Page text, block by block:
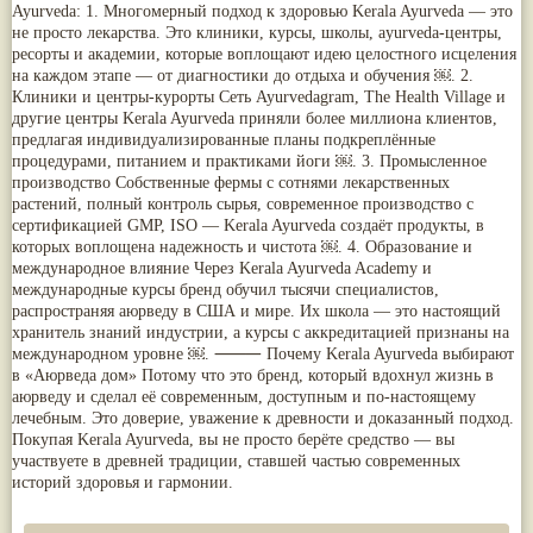
Ayurveda: 1. Многомерный подход к здоровью Kerala Ayurveda — это
не просто лекарства. Это клиники, курсы, школы, ayurveda‑центры,
ресорты и академии, которые воплощают идею целостного исцеления
на каждом этапе — от диагностики до отдыха и обучения ￼. 2.
Клиники и центры-курорты Сеть Ayurvedagram, The Health Village и
другие центры Kerala Ayurveda приняли более миллиона клиентов,
предлагая индивидуализированные планы подкреплённые
процедурами, питанием и практиками йоги ￼. 3. Промысленное
производство Собственные фермы с сотнями лекарственных
растений, полный контроль сырья, современное производство с
сертификацией GMP, ISO — Kerala Ayurveda создаёт продукты, в
которых воплощена надежность и чистота ￼. 4. Образование и
международное влияние Через Kerala Ayurveda Academy и
международные курсы бренд обучил тысячи специалистов,
распространяя аюрведу в США и мире. Их школа — это настоящий
хранитель знаний индустрии, а курсы с аккредитацией признаны на
международном уровне ￼. ⸻ Почему Kerala Ayurveda выбирают
в «Аюрведа дом» Потому что это бренд, который вдохнул жизнь в
аюрведу и сделал её современным, доступным и по-настоящему
лечебным. Это доверие, уважение к древности и доказанный подход.
Покупая Kerala Ayurveda, вы не просто берёте средство — вы
участвуете в древней традиции, ставшей частью современных
историй здоровья и гармонии.
Nirdosh
(3)
Агастья расаяна(3)
Ашта чурна(3)
Аштаваргам(3)
Брами вати с золотом(3)
Брахма расаяна(3)
Брихатьяди(3)
Видарьяди(3)
Гуггул(3)
Дханвантарам 101(3)
Дханвантарам тайлам(3)
Кайлаш дживан(3)
Кальянака гритам(3)
Кримикутхар рас(3)
Кунжутное масло(3)
Кутаджа(3)
Кширабала(3)
Лив 52 (3)
more...
Арджуна(19)
Касмарья(19)
Кориандр(19)
Туласи(18)
Барбарис индийский(17)
Зира(17)
Крапива индийская(17)
Патола(17)
Холарена - Кутаджа(17)
Шионака(17)
Аджван/Ажгон(16)
Акация катеху(16)
Кальций(16)
Укроп пахучий(16)
Дашамула (15)
Лодхра(14)
Моринга(14)
Перец кубеба(14)
Сахарный тростник(14)
Бхунимба/Андрографис метельчатый(13)
Гвоздика(13)
Кассия трубчатая(13)
Мезуя железная(13)
Пажитник(13)